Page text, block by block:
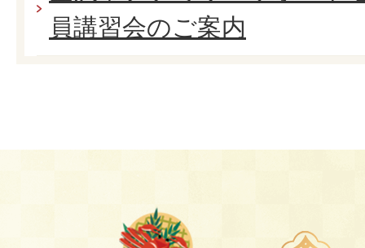
員講習会のご案内